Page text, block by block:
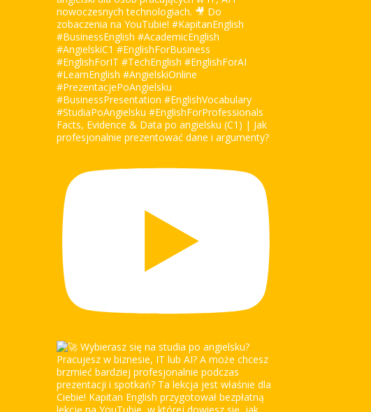
Facts, Evidence & Data po angielsku (C1) | Jak
profesjonalnie prezentować dane i argumenty?